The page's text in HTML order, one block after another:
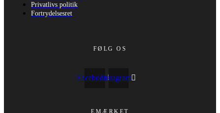
Privatlivs politik
Fortrydelsesret
FØLG OS
FacebookInstagram